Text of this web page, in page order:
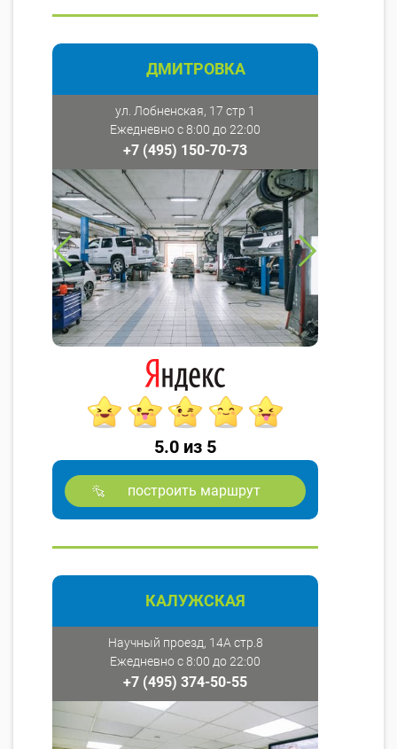
ДМИТРОВКА
ул. Лобненская, 17 стр 1
Ежедневно с 8:00 до 22:00
+7 (495) 150-70-73
5.0 из 5
построить маршрут
КАЛУЖСКАЯ
Научный проезд, 14А стр.8
Ежедневно с 8:00 до 22:00
+7 (495) 374-50-55